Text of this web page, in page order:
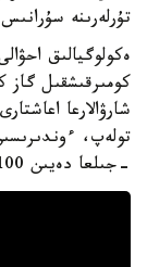
تۇرلەرىنە
ەكولوگيالىق
كومىرقىشقىل گاز
شارۋالارعا
-جىلعا دەيىن 100 ميلليارد اعاش ەگۋدى كوزدەپ وتىر.